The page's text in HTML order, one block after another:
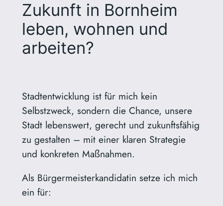
Zukunft in Bornheim
leben, wohnen und
arbeiten?
Stadtentwicklung ist für mich kein
Selbstzweck, sondern die Chance, unsere
Stadt lebenswert, gerecht und zukunftsfähig
zu gestalten – mit einer klaren Strategie
und konkreten Maßnahmen.
Als Bürgermeisterkandidatin setze ich mich
ein für: